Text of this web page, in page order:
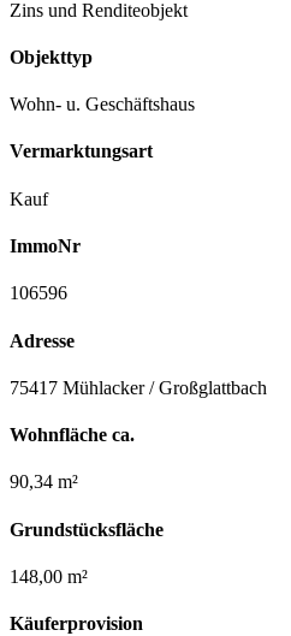
Zins und Renditeobjekt
Objekttyp
Wohn- u. Geschäftshaus
Vermarktungsart
Kauf
ImmoNr
106596
Adresse
75417 Mühlacker / Großglattbach
Wohnfläche ca.
90,34 m²
Grundstücksfläche
148,00 m²
Käuferprovision